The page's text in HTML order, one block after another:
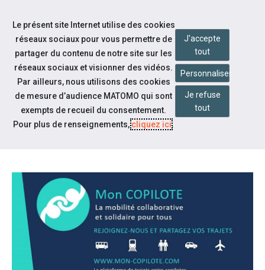
Aller au contenu
Notre actualité
MON COPILOTE FACILITE VOTRE
Le présent site Internet utilise des cookies
réseaux sociaux pour vous permettre de
partager du contenu de notre site sur les
réseaux sociaux et visionner des vidéos.
Par ailleurs, nous utilisons des cookies
de mesure d’audience MATOMO qui sont
exempts de recueil du consentement.
Pour plus de renseignements,cliquez ici.
J'accepte
tout
Personnaliser
Je refuse
tout